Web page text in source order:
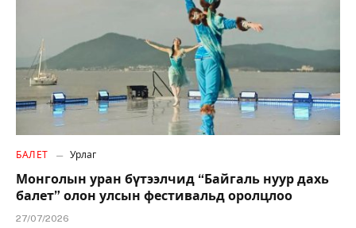
БАЛЕТ Урлаг
Монголын уран бүтээлчид “Байгаль нуур дахь
балет” олон улсын фестивальд оролцлоо
27/07/2026